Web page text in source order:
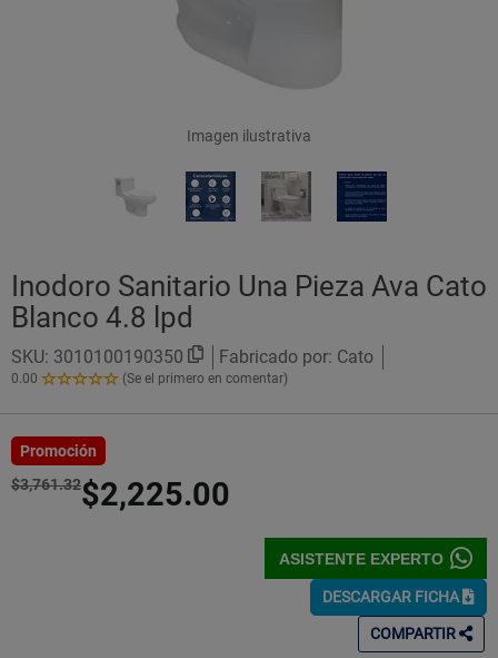
Imagen ilustrativa
Inodoro Sanitario Una Pieza Ava Cato
Blanco 4.8 lpd
SKU: 3010100190350 Fabricado por: Cato
0.00
0.00
Estrellas!
(Se el primero en comentar)
Promoción
$3,761.32$2,225.00
ASISTENTE EXPERTO
DESCARGAR FICHA
COMPARTIR